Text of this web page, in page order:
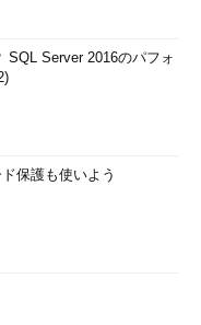
SQL Server 2016のパフォ
保護も使いよう